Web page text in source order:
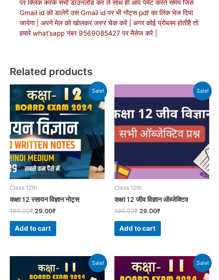
पर क्लिक करके सभी डाउनलोड कर ले साथ ही आप पेमेंट करते समय जिस
Gmail id को डालेगें उस Gmail id पर भी नोट्स pdf का लिंक भेज दिया
जायेगा | अपने मेल को खोलकर जरुर चेक करें | अगर कोई प्रोब्लम होतीहै तो
हमारे what’sapp नंबर 9569085427 पर मैसेज करे |
Related products
Sale!
Class 12th
कक्षा 12 रसायन विज्ञान नोट्स
199.00₹ 29.00₹
Add to cart
Sale!
Class 12th
कक्षा 12 जीव विज्ञान ऑब्जेक्टिव
199.00₹ 29.00₹
Add to cart
Sale! Sale!